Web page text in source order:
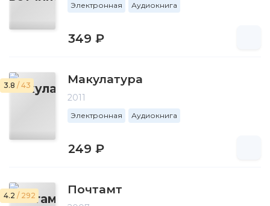
Электронная Аудиокнига
349 ₽
3.8 / 43 Макулатура
2011
Электронная Аудиокнига
249 ₽
4.2 / 292 Почтамт